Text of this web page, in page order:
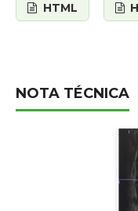
HTML
NOTA TÉCNICA